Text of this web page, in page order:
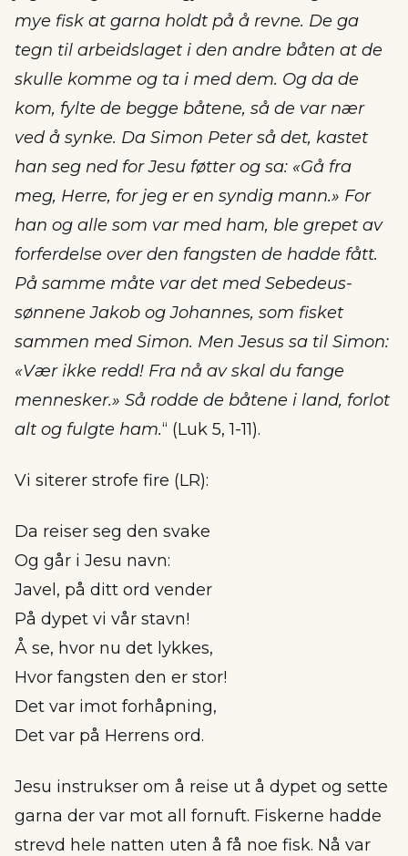
mye fisk at garna holdt på å revne. De ga
tegn til arbeidslaget i den andre båten at de
skulle komme og ta i med dem. Og da de
kom, fylte de begge båtene, så de var nær
ved å synke. Da Simon Peter så det, kastet
han seg ned for Jesu føtter og sa: «Gå fra
meg, Herre, for jeg er en syndig mann.» For
han og alle som var med ham, ble grepet av
forferdelse over den fangsten de hadde fått.
På samme måte var det med Sebedeus-
sønnene Jakob og Johannes, som fisket
sammen med Simon. Men Jesus sa til Simon:
«Vær ikke redd! Fra nå av skal du fange
mennesker.» Så rodde de båtene i land, forlot
alt og fulgte ham.“ (Luk 5, 1-11).
Vi siterer strofe fire (LR):
Da reiser seg den svake
Og går i Jesu navn:
Javel, på ditt ord vender
På dypet vi vår stavn!
Å se, hvor nu det lykkes,
Hvor fangsten den er stor!
Det var imot forhåpning,
Det var på Herrens ord.
Jesu instrukser om å reise ut å dypet og sette
garna der var mot all fornuft. Fiskerne hadde
strevd hele natten uten å få noe fisk. Nå var